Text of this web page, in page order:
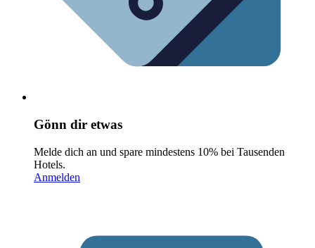
Gönn dir etwas
Melde dich an und spare mindestens 10% bei Tausenden
Hotels.
Anmelden